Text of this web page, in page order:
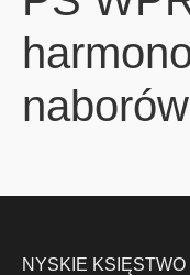
NYSKIE KSIĘSTWO